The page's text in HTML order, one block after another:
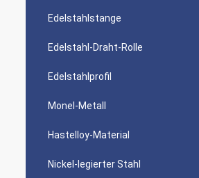
Edelstahlstange
Edelstahl-Draht-Rolle
Edelstahlprofil
Monel-Metall
Hastelloy-Material
Nickel-legierter Stahl